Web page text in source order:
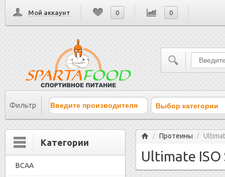
Мой аккаунт 0 0
Фильтр Выбор категории
Категории
BCAA
Главная
/ Протеины /
Ultimate ISO